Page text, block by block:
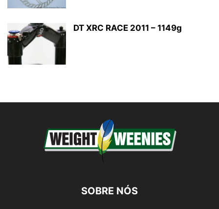
DT XRC RACE 2011 – 1149g
SOBRE NÓS